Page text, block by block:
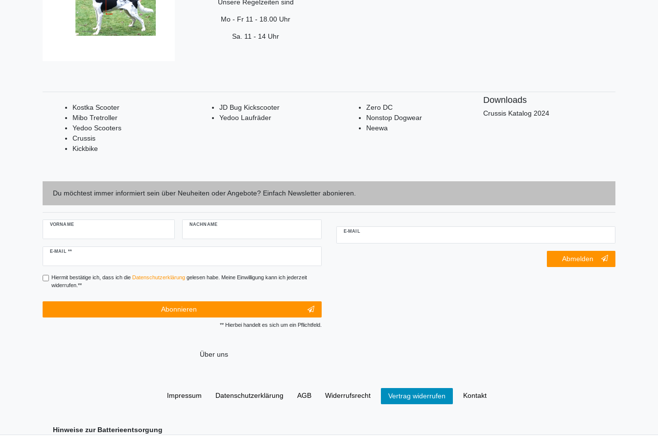
Unsere Regelzeiten sind
Mo - Fr 11 - 18.00 Uhr
Sa. 11 - 14 Uhr
Kostka Scooter
Mibo Tretroller
Yedoo Scooters
Crussis
Kickbike
JD Bug Kickscooter
Yedoo Laufräder
Zero DC
Nonstop Dogwear
Neewa
Downloads
Crussis Katalog 2024
Du möchtest immer informiert sein über Neuheiten oder Angebote? Einfach Newsletter abonieren.
VORNAME NACHNAME
E-MAIL **
Newsletter
Hiermit bestätige ich, dass ich die Daten­schutz­erklärunggelesen habe. Meine Einwilligung kann ich jederzeit
widerrufen.**
Abonnieren
** Hierbei handelt es sich um ein Pflichtfeld.
E-MAIL
Abmelden
Über uns
Impressum Daten­schutz­erklärung AGB Widerrufs­recht Vertrag widerrufen Kontakt
Hinweise zur Batterieentsorgung